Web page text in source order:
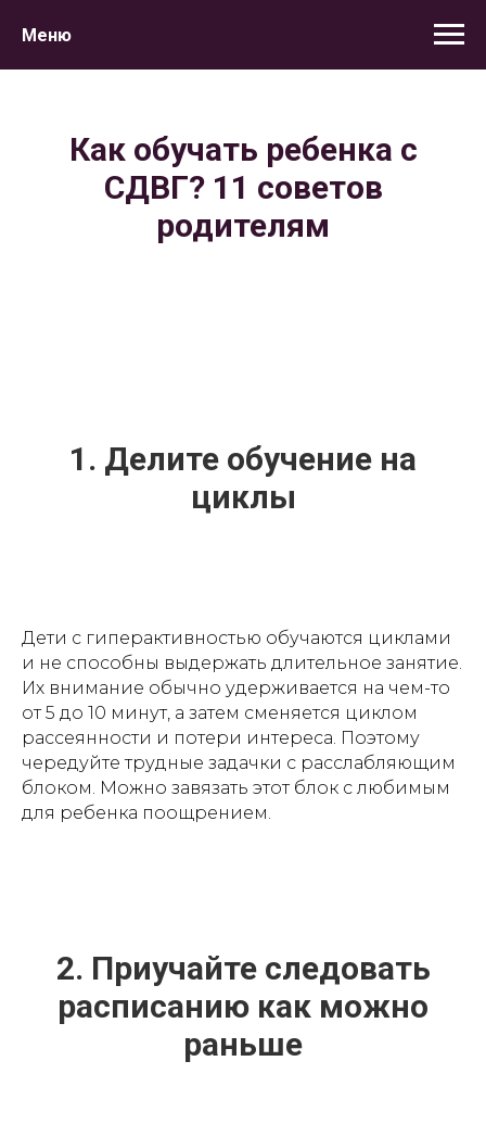
Меню
Как обучать ребенка с
СДВГ? 11 советов
родителям
1. Делите обучение на
циклы
Дети с гиперактивностью обучаются циклами
и не способны выдержать длительное занятие.
Их внимание обычно удерживается на чем-то
от 5 до 10 минут, а затем сменяется циклом
рассеянности и потери интереса. Поэтому
чередуйте трудные задачки с расслабляющим
блоком. Можно завязать этот блок с любимым
для ребенка поощрением.
2. Приучайте следовать
расписанию как можно
раньше